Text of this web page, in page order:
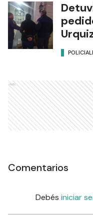
Ads
Comentarios
Debés iniciar